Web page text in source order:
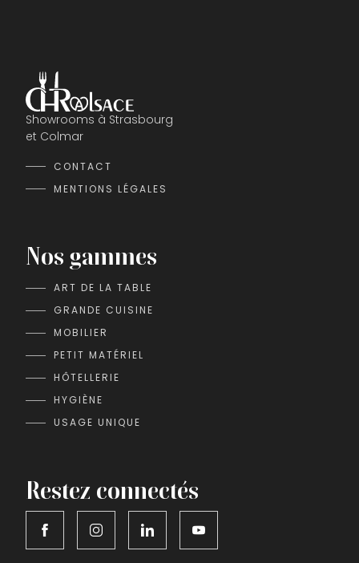
Showrooms à Strasbourg
et Colmar
CONTACT
MENTIONS LÉGALES
Nos gammes
ART DE LA TABLE
GRANDE CUISINE
MOBILIER
PETIT MATÉRIEL
HÔTELLERIE
HYGIÈNE
USAGE UNIQUE
Restez connectés